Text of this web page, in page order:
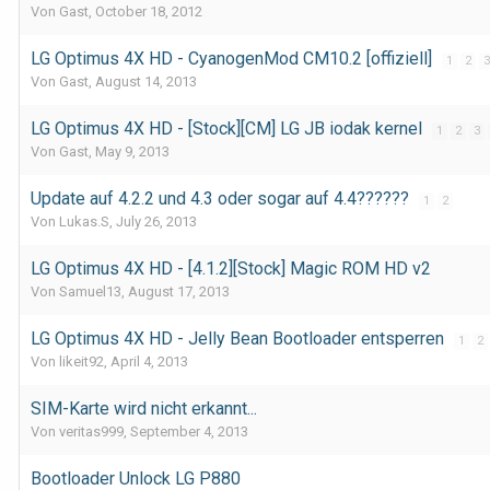
Von Gast, October 18, 2012
LG Optimus 4X HD - CyanogenMod CM10.2 [offiziell] 1 2 3
Von Gast, August 14, 2013
LG Optimus 4X HD - [Stock][CM] LG JB iodak kernel 1 2 3
Von Gast, May 9, 2013
Update auf 4.2.2 und 4.3 oder sogar auf 4.4?????? 1 2
Von Lukas.S, July 26, 2013
LG Optimus 4X HD - [4.1.2][Stock] Magic ROM HD v2
Von Samuel13, August 17, 2013
LG Optimus 4X HD - Jelly Bean Bootloader entsperren 1 2
Von likeit92, April 4, 2013
SIM-Karte wird nicht erkannt...
Von veritas999, September 4, 2013
Bootloader Unlock LG P880